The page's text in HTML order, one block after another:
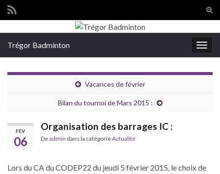
Search for:
Trégor Badminton
Vacances de février
Bilan du tournoi de Mars 2015 :
FÉV
06
Organisation des barrages IC :
Deadmin dans la catégorieActualité
Lors du CA du CODEP22 du jeudi 5 février 2015, le choix de